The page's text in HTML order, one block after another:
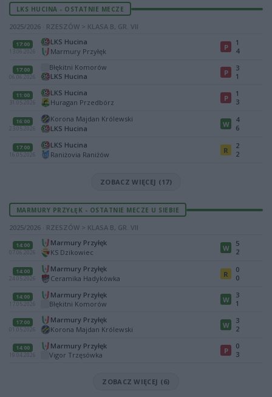
LKS HUCINA - OSTATNIE MECZE
2025/2026 · RZESZÓW > KLASA B, GR. VII
17:00
13.06.2026
LKS Hucina
Marmury Przyłęk
P
1
4
17:00
06.06.2026
Błękitni Komorów
LKS Hucina
P
3
1
11:00
31.05.2026
LKS Hucina
Huragan Przedbórz
P
1
3
16:00
23.05.2026
Korona Majdan Królewski
LKS Hucina
W
4
6
17:00
16.05.2026
LKS Hucina
Raniżovia Raniżów
R
2
2
ZOBACZ WIĘCEJ (17)
MARMURY PRZYŁĘK - OSTATNIE MECZE U SIEBIE
2025/2026 · RZESZÓW > KLASA B, GR. VII
14:00
07.06.2026
Marmury Przyłęk
KS Dzikowiec
W
5
2
14:00
24.05.2026
Marmury Przyłęk
Ceramika Hadykówka
R
0
0
14:00
17.05.2026
Marmury Przyłęk
Błękitni Komorów
W
3
1
17:00
01.05.2026
Marmury Przyłęk
Korona Majdan Królewski
W
3
2
14:00
19.04.2026
Marmury Przyłęk
Vigor Trzęsówka
P
0
3
ZOBACZ WIĘCEJ (6)